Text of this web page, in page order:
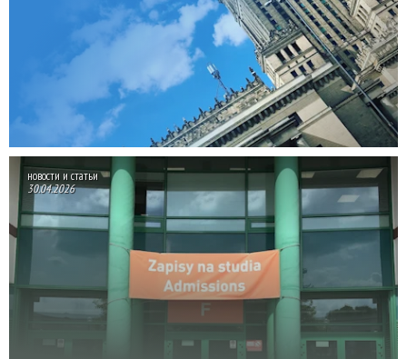
новости и статьи
30.04.2026